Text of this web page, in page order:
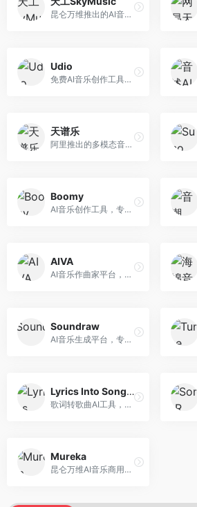
昆仑万维推出的AI音乐创作平台，基于天工大模型。面向音乐创作者，支持歌词生成、旋律创作、音乐编曲等服务，中文音乐创作能力强。
Udio
免费AI音乐创作工具，专注于高质量音乐生成。面向音乐创作者和内容制作者，支持多种音乐风格生成，音质专业，创作自由度高，适合专业音乐制作场景。
天谱乐
阿里推出的多模态音乐生成平台，整合音频与文本理解能力。面向内容创作者，支持歌词生成、旋律创作、音乐编辑等服务，与阿里生态深度整合。
Boomy
AI音乐创作工具，专注于快速音乐生成与发布。面向音乐爱好者和业余创作者，支持一键生成原创音乐，可直接发布到音乐平台，创作门槛低。
AIVA
AI音乐作曲家平台，专注于古典和影视配乐创作。面向影视制作人和游戏开发者，提供原创音乐生成、配乐定制等服务，音乐风格专业，适合影视游戏配乐。
Soundraw
AI音乐生成平台，专注于免版税音乐创作。面向视频创作者和内容制作者，提供背景音乐生成、音乐定制等服务，音乐版权清晰，适合视频配乐场景。
Lyrics Into Song AI
歌词转歌曲AI工具，支持将歌词转化为完整歌曲。面向歌词创作者和音乐爱好者，提供歌词谱曲、编曲制作等服务，歌词音乐化效率高。
Mureka
昆仑万维AI音乐商用创作平台，专注于商业音乐授权。面向企业和商业用户，提供版权音乐生成、商用授权等服务，音乐版权清晰，商业应用安全。